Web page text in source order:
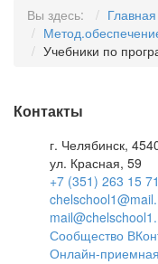
Вы здесь: Главная
Учебники по
Контакты
г. Челябинск,
ул. Красная, 59
+7 (351) 263 15 71
Сообщество
Онлайн-приемная